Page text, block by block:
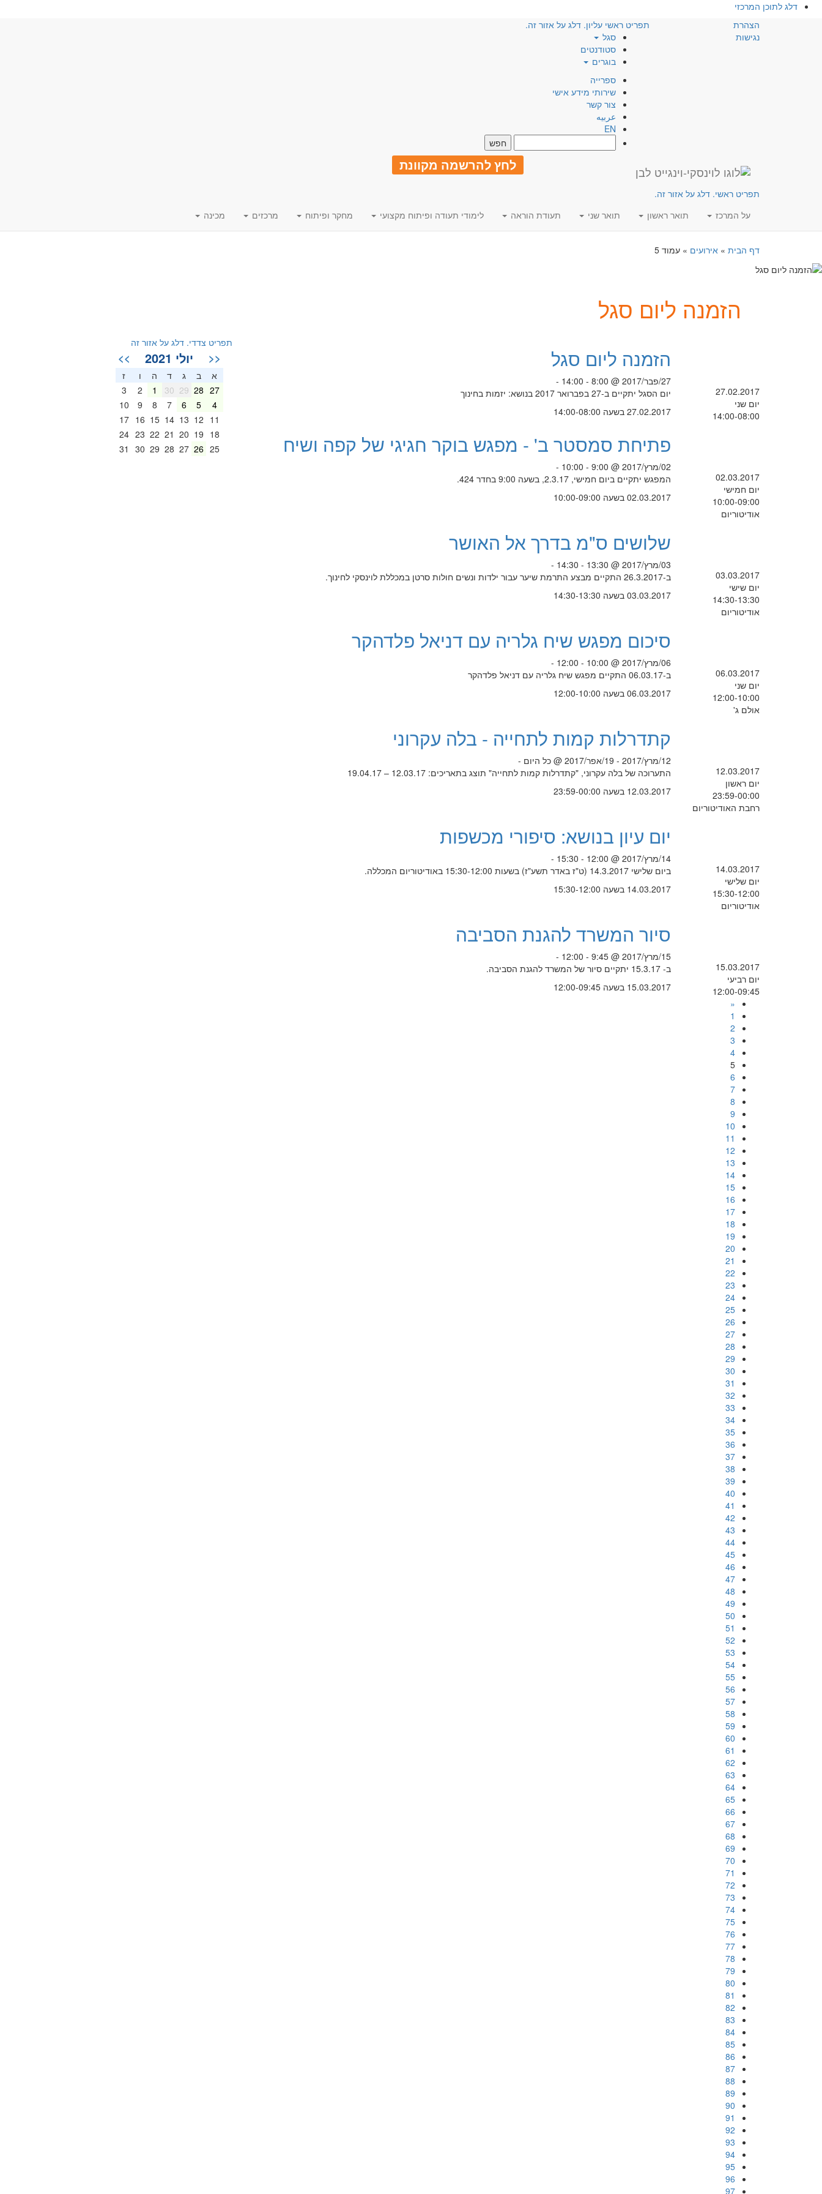
דלג לתוכן המרכזי
הצהרת
נגישות
תפריט ראשי עליון. דלג על אזור זה.
סגל
סטודנטים
בוגרים
ספרייה
שירותי מידע אישי
צור קשר
عربيه
EN
לחץ להרשמה מקוונת
תפריט ראשי. דלג על אזור זה.
על המרכז
תואר ראשון תואר שני תעודת הוראה לימודי תעודה ופיתוח מקצועי מחקר ופיתוח מרכזים מכינה
דף הבית » אירועים » עמוד 5
הזמנה ליום סגל
27.02.2017
יום שני
14:00-08:00
הזמנה ליום סגל
27/פבר/2017 @ 8:00 - 14:00 -
יום הסגל יתקיים ב-27 בפברואר 2017 בנושא: יזמות בחינוך
27.02.2017 בשעה 14:00-08:00
02.03.2017
יום חמישי
10:00-09:00
אודיטוריום
פתיחת סמסטר ב' - מפגש בוקר חגיגי של קפה ושיח
02/מרץ/2017 @ 9:00 - 10:00 -
המפגש יתקיים ביום חמישי, 2.3.17, בשעה 9:00 בחדר 424.
02.03.2017 בשעה 10:00-09:00
03.03.2017
יום שישי
14:30-13:30
אודיטוריום
שלושים ס"מ בדרך אל האושר
03/מרץ/2017 @ 13:30 - 14:30 -
ב-26.3.2017 התקיים מבצע התרמת שיער עבור ילדות ונשים חולות סרטן במכללת לוינסקי לחינוך.
03.03.2017 בשעה 14:30-13:30
06.03.2017
יום שני
12:00-10:00
אולם ג'
סיכום מפגש שיח גלריה עם דניאל פלדהקר
06/מרץ/2017 @ 10:00 - 12:00 -
ב-06.03.17 התקיים מפגש שיח גלריה עם דניאל פלדהקר
06.03.2017 בשעה 12:00-10:00
12.03.2017
יום ראשון
23:59-00:00
רחבת האודיטוריום
קתדרלות קמות לתחייה - בלה עקרוני
12/מרץ/2017 - 19/אפר/2017 @ כל היום -
התערוכה של בלה עקרוני, "קתדרלות קמות לתחייה" תוצג בתאריכים: 12.03.17 – 19.04.17
12.03.2017 בשעה 23:59-00:00
14.03.2017
יום שלישי
15:30-12:00
אודיטוריום
יום עיון בנושא: סיפורי מכשפות
14/מרץ/2017 @ 12:00 - 15:30 -
ביום שלישי 14.3.2017 (ט"ז באדר תשע"ז) בשעות 15:30-12:00 באודיטוריום המכללה.
14.03.2017 בשעה 15:30-12:00
15.03.2017
יום רביעי
12:00-09:45
סיור המשרד להגנת הסביבה
15/מרץ/2017 @ 9:45 - 12:00 -
ב- 15.3.17 יתקיים סיור של המשרד להגנת הסביבה.
15.03.2017 בשעה 12:00-09:45
«
1
2
3
4
5
6
7
8
9
10
11
12
13
14
15
16
17
18
19
20
21
22
23
24
25
26
27
28
29
30
31
32
33
34
35
36
37
38
39
40
41
42
43
44
45
46
47
48
49
50
51
52
53
54
55
56
57
58
59
60
61
62
63
64
65
66
67
68
69
70
71
72
73
74
75
76
77
78
79
80
81
82
83
84
85
86
87
88
89
90
91
92
93
94
95
96
97
תפריט צדדי. דלג על אזור זה
<< יולי 2021 >>
א ב ג ד ה ו
ז
27
28
29
30
1
2
3
4
5
6
7
8
9
10
11
12
13
14
15
16
17
18
19
20
21
22
23
24
25
26
27
28
29
30
31